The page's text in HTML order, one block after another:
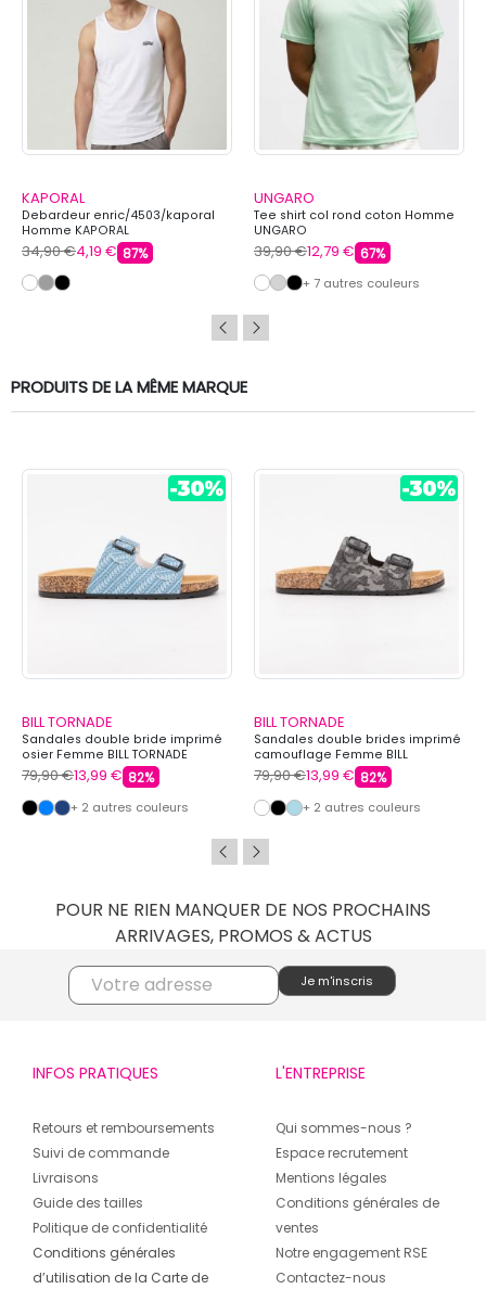
KAPORAL
Debardeur enric/4503/kaporal
Homme KAPORAL
34,90 €4,19 € 87%
UNGARO
Tee shirt col rond coton Homme
UNGARO
39,90 €12,79 € 67%
+ 7 autres couleurs
PRODUITS DE LA MÊME MARQUE
BILL TORNADE
Sandales double bride imprimé
osier Femme BILL TORNADE
79,90 €13,99 € 82%
+ 2 autres couleurs
BILL TORNADE
Sandales double brides imprimé
camouflage Femme BILL
TORNADE
79,90 €13,99 € 82%
+ 2 autres couleurs
POUR NE RIEN MANQUER DE NOS PROCHAINS
ARRIVAGES, PROMOS & ACTUS
INFOS PRATIQUES
Retours et remboursements
Suivi de commande
Livraisons
Guide des tailles
Politique de confidentialité
Conditions générales
d’utilisation de la Carte de
L'ENTREPRISE
Qui sommes-nous ?
Espace recrutement
Mentions légales
Conditions générales de
ventes
Notre engagement RSE
Contactez-nous